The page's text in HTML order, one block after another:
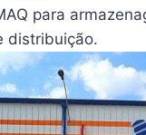
para
distribuição.